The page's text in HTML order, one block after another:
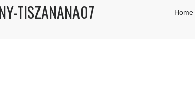
TISZANANA07 Home